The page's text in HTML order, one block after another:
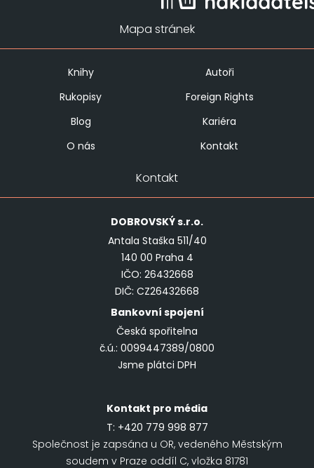
Mapa stránek
Knihy
Autoři
Rukopisy
Foreign Rights
Blog
Kariéra
O nás
Kontakt
Kontakt
DOBROVSKÝs.r.o.
Antala Staška 511/40
140 00 Praha 4
IČO: 26432668
DIČ: CZ26432668
Bankovní spojení
Česká spořitelna
č.ú.: 0099447389/0800
Jsme plátci DPH
Kontakt pro média
T: +420 779 998 877
Společnost je zapsána u OR, vedeného Městským
soudem v Praze oddíl C, vložka 81781